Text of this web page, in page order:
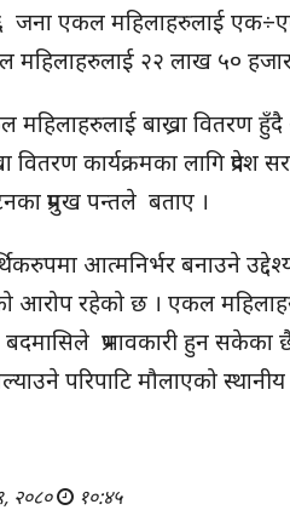
जना एकल महिलाहरुलाई
२२ लाख ५०
महिलाहरुलाई बाख्रा
कार्यक्रमका लागि प्रदेश
प्रमुख पन्तले बताए ।
आत्मनिर्भर बनाउने
आरोप रहेको छ । एकल
प्रभावकारी हुन सकेका
परिपाटि मौलाएको
२०८० १०:४५